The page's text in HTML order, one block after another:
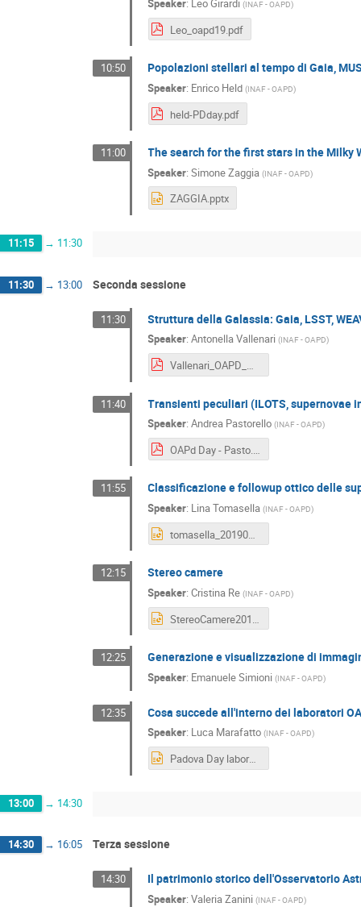
Speaker: Leo Girardi (INAF - OAPD)
Leo_oapd19.pdf
10:50 Popolazioni stellari al tempo di Gaia,
Speaker: Enrico Held (INAF - OAPD)
held-PDday.pdf
11:00 The search for the first stars in the Milky
Speaker:Simone Zaggia (INAF - OAPD)
ZAGGIA.pptx
11:15 → 11:30
11:30 → 13:00 Seconda sessione
11:30 Struttura della Galassia: Gaia, LSST,
Speaker:Antonella Vallenari (INAF - OAPD)
Vallenari_OAPD_Day_2019.pdf
11:40 Transienti peculiari (ILOTS,
Speaker:Andrea Pastorello (INAF - OAPD)
OAPd Day - Pasto.pdf
11:55 Classificazione e followup ottico delle
Speaker: Lina Tomasella (INAF - OAPD)
tomasella_20190617.pptx
12:15 Stereo camere
Speaker:Cristina Re (INAF - OAPD)
12:25 Generazione e visualizzazione di
Speaker: Emanuele Simioni (INAF - OAPD)
12:35 Cosa succede all'interno dei laboratori
Speaker: Luca Marafatto (INAF - OAPD)
Padova Day laboratori.pptx
13:00 → 14:30
14:30 → 16:05 Terza sessione
14:30 Il patrimonio storico dell'Osservatorio
Speaker:Valeria Zanini (INAF - OAPD)